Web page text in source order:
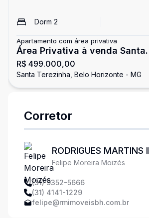
Dorm 2
Apartamento com área privativa
Área Privativa à venda Santa
Terezinha
R$ 499.000,00
Santa Terezinha, Belo Horizonte - MG
Corretor
RODRIGUES MARTINS
LTDA
Felipe Moreira Moizés
(31) 9352-5666
(31) 4141-1229
felipe@rmimoveisbh.com.br